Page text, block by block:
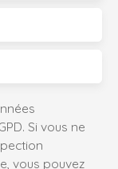
Si vous ne
vous pouvez